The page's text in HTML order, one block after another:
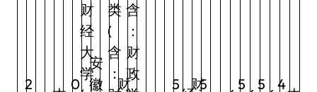
2
0
财
经
大
学
安
徽
类
(
含
：
财
含
：
财
政
5
财5
5
5
4